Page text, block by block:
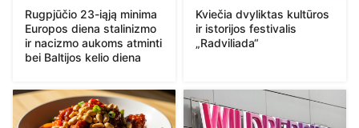
Rugpjūčio 23-iąją minima
Europos diena stalinizmo
ir nacizmo aukoms atminti
bei Baltijos kelio diena
Kviečia dvyliktas kultūros
ir istorijos festivalis
„Radviliada“